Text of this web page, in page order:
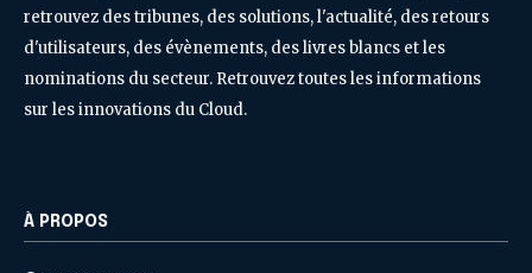
retrouvez des tribunes, des solutions, l'actualité, des retours
d'utilisateurs, des évènements, des livres blancs et les
nominations du secteur. Retrouvez toutes les informations
sur les innovations du Cloud.
À PROPOS